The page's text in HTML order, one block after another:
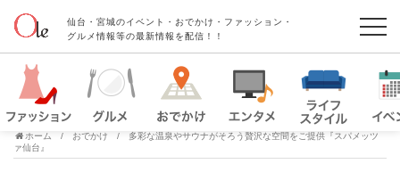
仙台・宮城のイベント・おでかけ・ファッション・
グルメ情報等の最新情報を配信！！
ホーム おでかけ
多彩な温泉やサウナがそろう贅沢な空間をご提供『スパメッツ
ァ仙台』